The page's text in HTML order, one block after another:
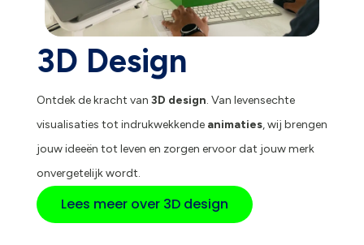
3D Design
Ontdek de kracht van 3D design. Van levensechte
visualisaties tot indrukwekkende animaties, wij brengen
jouw ideeën tot leven en zorgen ervoor dat jouw merk
onvergetelijk wordt.
Lees meer over 3D design